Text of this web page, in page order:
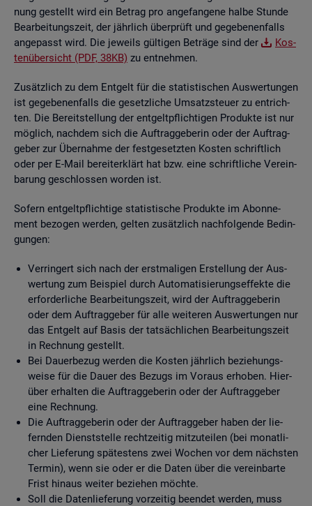
nung ge­stellt wird ein Be­trag pro an­ge­fan­ge­ne halbe Stun­de
Be­ar­bei­tungs­zeit, der jähr­lich über­prüft und ge­ge­be­nen­falls
an­ge­passt wird. Die je­weils gül­ti­gen Be­trä­ge sind der
Kos­
ten­über­sicht (PDF, 38KB) zu ent­neh­men.
Zu­sätz­lich zu dem Ent­gelt für die sta­tis­ti­schen Aus­wer­tun­gen
ist ge­ge­be­nen­falls die ge­setz­li­che Um­satz­steu­er zu ent­rich­
ten. Die Be­reit­stel­lung der ent­gelt­pflich­ti­gen Pro­duk­te ist nur
mög­lich, nach­dem sich die Auf­trag­ge­be­rin oder der Auf­trag­
ge­ber zur Über­nah­me der fest­ge­setz­ten Kos­ten schrift­lich
oder per E-Mail be­reit­er­klärt hat bzw. eine schrift­li­che Ver­ein­
ba­rung ge­schlos­sen wor­den ist.
So­fern ent­gelt­pflich­ti­ge sta­tis­ti­sche Pro­duk­te im Abon­ne­
ment be­zo­gen wer­den, gel­ten zu­sätz­lich nach­fol­gen­de Be­din­
gun­gen:
Ver­rin­gert sich nach der erst­ma­li­gen Er­stel­lung der Aus­
wer­tung zum Bei­spiel durch Au­to­ma­ti­sie­rungs­ef­fek­te die
er­for­der­li­che Be­ar­bei­tungs­zeit, wird der Auf­trag­ge­be­rin
oder dem Auf­trag­ge­ber für alle wei­te­ren Aus­wer­tun­gen nur
das Ent­gelt auf Basis der tat­säch­li­chen Be­ar­bei­tungs­zeit
in Rech­nung ge­stellt.
Bei Dau­er­be­zug wer­den die Kos­ten jähr­lich be­zie­hungs­
wei­se für die Dauer des Be­zugs im Vor­aus er­ho­ben. Hier­
über er­hal­ten die Auf­trag­ge­be­rin oder der Auf­trag­ge­ber
eine Rech­nung.
Die Auf­trag­ge­be­rin oder der Auf­trag­ge­ber haben der lie­
fern­den Dienst­stel­le recht­zei­tig mit­zu­tei­len (bei mo­nat­li­
cher Lie­fe­rung spä­tes­tens zwei Wo­chen vor dem nächs­ten
Ter­min), wenn sie oder er die Daten über die ver­ein­bar­te
Frist hin­aus wei­ter be­zie­hen möch­te.
Soll die Da­ten­lie­fe­rung vor­zei­tig be­en­det wer­den, muss